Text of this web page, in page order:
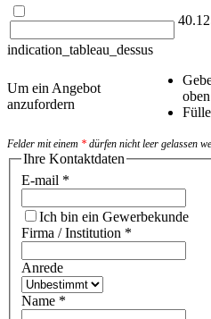
indication_tableau_dessus
Um ein Angebot
anzufordern
Felder mit einem * dürfen nicht leer gelassen
Ihre Kontaktdaten
E-mail *
Ich bin ein Gewerbekunde
Firma / Institution *
Anrede
Name *